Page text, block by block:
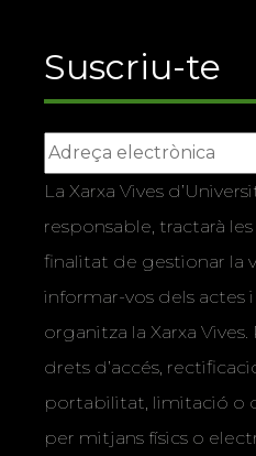
Suscriu-te
La Xarxa Vives
responsable, tractarà
finalitat de gestionar la
informar-vos dels actes
organitza la Xarxa
drets d’accés,
portabilitat, limitació o
per mitjans físics o